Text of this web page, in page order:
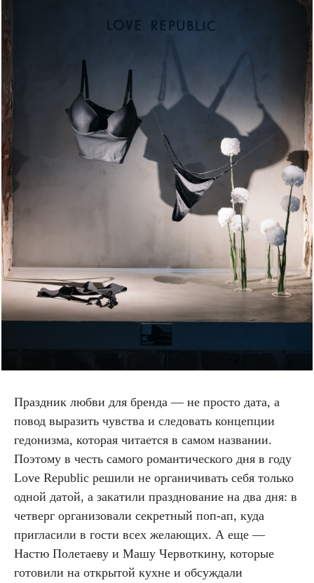
Праздник любви для бренда — не просто дата, а
повод выразить чувства и следовать концепции
гедонизма, которая читается в самом названии.
Поэтому в честь самого романтического дня в году
Love Republic решили не органичивать себя только
одной датой, а закатили празднование на два дня: в
четверг организовали секретный поп-ап, куда
пригласили в гости всех желающих. А еще —
Настю Полетаеву и Машу Червоткину, которые
готовили на открытой кухне и обсуждали